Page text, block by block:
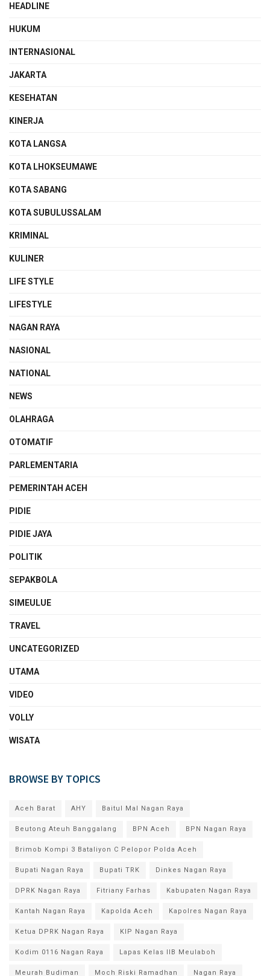
HEADLINE
HUKUM
INTERNASIONAL
JAKARTA
KESEHATAN
KINERJA
KOTA LANGSA
KOTA LHOKSEUMAWE
KOTA SABANG
KOTA SUBULUSSALAM
KRIMINAL
KULINER
LIFE STYLE
LIFESTYLE
NAGAN RAYA
NASIONAL
NATIONAL
NEWS
OLAHRAGA
OTOMATIF
PARLEMENTARIA
PEMERINTAH ACEH
PIDIE
PIDIE JAYA
POLITIK
SEPAKBOLA
SIMEULUE
TRAVEL
UNCATEGORIZED
UTAMA
VIDEO
VOLLY
WISATA
BROWSE BY TOPICS
Aceh Barat AHY Baitul Mal Nagan Raya
Beutong Ateuh Banggalang BPN Aceh BPN Nagan Raya
Brimob Kompi 3 Bataliyon C Pelopor Polda Aceh
Bupati Nagan Raya Bupati TRK Dinkes Nagan Raya
DPRK Nagan Raya Fitriany Farhas Kabupaten Nagan Raya
Kantah Nagan Raya Kapolda Aceh Kapolres Nagan Raya
Ketua DPRK Nagan Raya KIP Nagan Raya
Kodim 0116 Nagan Raya Lapas Kelas IIB Meulaboh
Meurah Budiman Moch Riski Ramadhan Nagan Raya